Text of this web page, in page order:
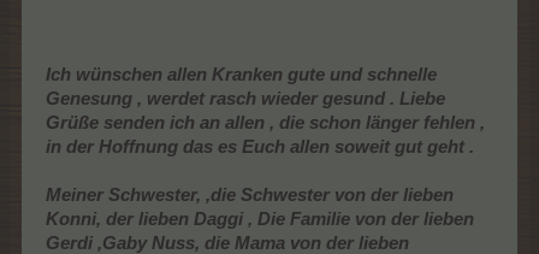
Ich wünschen allen Kranken gute und schnelle
Genesung , werdet rasch wieder gesund . Liebe
Grüße senden ich an allen , die schon länger fehlen ,
in der Hoffnung das es Euch allen soweit gut geht .
Meiner Schwester, ,die Schwester von der lieben
Konni, der lieben Daggi , Die Familie von der lieben
Gerdi ,Gaby Nuss, die Mama von der lieben